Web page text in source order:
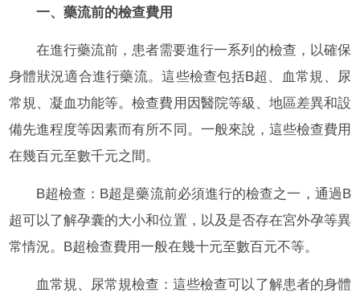
一、藥流前的檢查費用
在進行藥流前，患者需要進行一系列的檢查，以確保
身體狀況適合進行藥流。這些檢查包括B超、血常規、尿
常規、凝血功能等。檢查費用因醫院等級、地區差異和設
備先進程度等因素而有所不同。一般來說，這些檢查費用
在幾百元至數千元之間。
B超檢查：B超是藥流前必須進行的檢查之一，通過B
超可以了解孕囊的大小和位置，以及是否存在宮外孕等異
常情況。B超檢查費用一般在幾十元至數百元不等。
血常規、尿常規檢查：這些檢查可以了解患者的身體